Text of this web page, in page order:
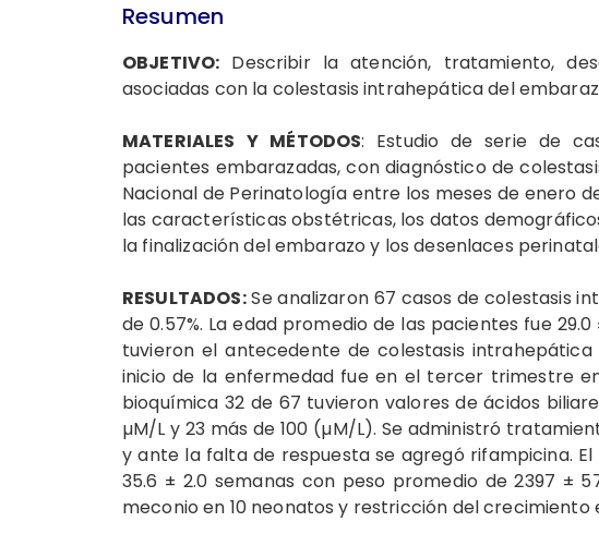
Resumen
OBJETIVO: Describir la atención, tratamiento,
asociadas con la colestasis intrahepática del
MATERIALES Y MÉTODOS: Estudio de serie de
pacientes embarazadas, con diagnóstico de
Nacional de Perinatología entre los meses de enero
las características obstétricas, los datos
la finalización del embarazo y los desenlaces
RESULTADOS:Se analizaron 67 casos de colestasis
de 0.57%. La edad promedio de las pacientes fue
tuvieron el antecedente de colestasis
inicio de la enfermedad fue en el tercer trimestre
bioquímica 32 de 67 tuvieron valores de ácidos
µM/L y 23 más de 100 (µM/L). Se administró
y ante la falta de respuesta se agregó rifampicina.
35.6 ± 2.0 semanas con peso promedio de 2397 ±
meconio en 10 neonatos y restricción del crecimiento